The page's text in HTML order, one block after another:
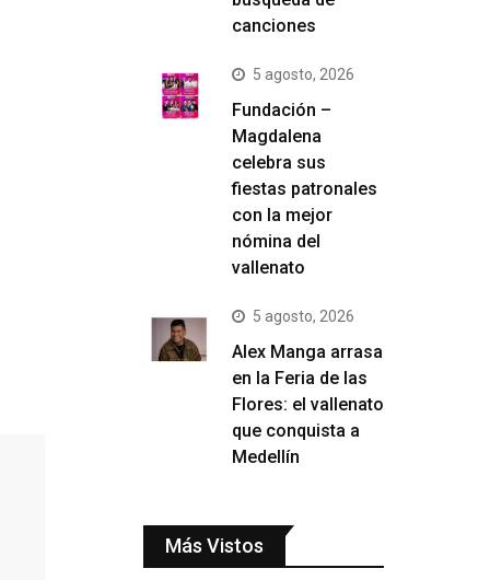
canciones
5 agosto, 2026
Fundación –
Magdalena
celebra sus
fiestas patronales
con la mejor
nómina del
vallenato
5 agosto, 2026
Alex Manga arrasa
en la Feria de las
Flores: el vallenato
que conquista a
Medellín
Más Vistos